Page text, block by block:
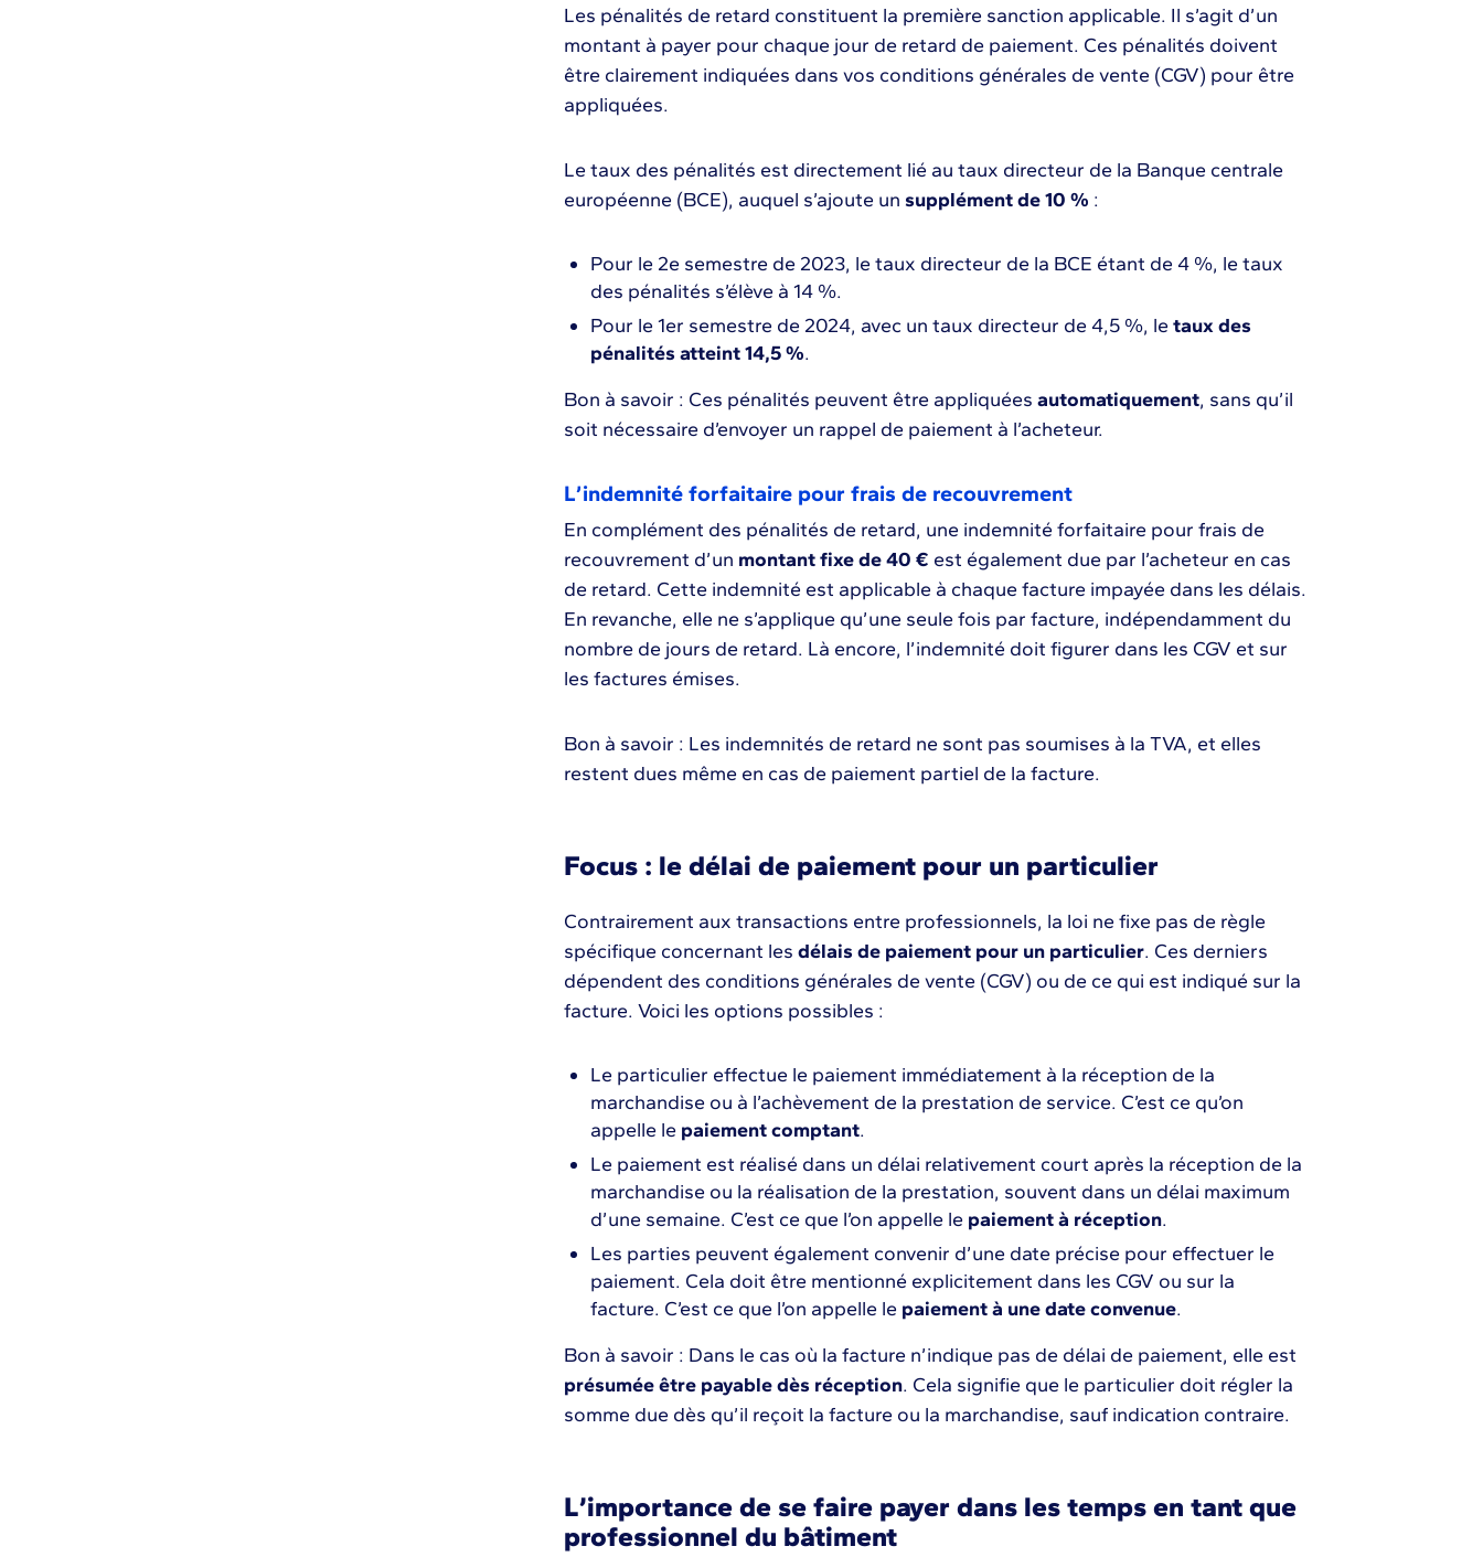
Les pénalités de retard constituent la première sanction applicable. Il s’agit d’un
montant à payer pour chaque jour de retard de paiement. Ces pénalités doivent
être clairement indiquées dans vos conditions générales de vente (CGV) pour être
appliquées.
Le taux des pénalités est directement lié au taux directeur de la Banque centrale
européenne (BCE), auquel s’ajoute un supplément de 10 % :
Pour le 2e semestre de 2023, le taux directeur de la BCE étant de 4 %, le taux
des pénalités s’élève à 14 %.
Pour le 1er semestre de 2024, avec un taux directeur de 4,5 %, le taux des
pénalités atteint 14,5 %.
Bon à savoir : Ces pénalités peuvent être appliquées automatiquement, sans qu’il
soit nécessaire d’envoyer un rappel de paiement à l’acheteur.
L’indemnité forfaitaire pour frais de recouvrement
En complément des pénalités de retard, une indemnité forfaitaire pour frais de
recouvrement d’un montant fixe de 40 € est également due par l’acheteur en cas
de retard. Cette indemnité est applicable à chaque facture impayée dans les délais.
En revanche, elle ne s’applique qu’une seule fois par facture, indépendamment du
nombre de jours de retard. Là encore, l’indemnité doit figurer dans les CGV et sur
les factures émises.
Bon à savoir : Les indemnités de retard ne sont pas soumises à la TVA, et elles
restent dues même en cas de paiement partiel de la facture.
Focus : le délai de paiement pour un particulier
Contrairement aux transactions entre professionnels, la loi ne fixe pas de règle
spécifique concernant les délais de paiement pour un particulier. Ces derniers
dépendent des conditions générales de vente (CGV) ou de ce qui est indiqué sur la
facture. Voici les options possibles :
Le particulier effectue le paiement immédiatement à la réception de la
marchandise ou à l’achèvement de la prestation de service. C’est ce qu’on
appelle le paiement comptant.
Le paiement est réalisé dans un délai relativement court après la réception de la
marchandise ou la réalisation de la prestation, souvent dans un délai maximum
d’une semaine. C’est ce que l’on appelle le paiement à réception.
Les parties peuvent également convenir d’une date précise pour effectuer le
paiement. Cela doit être mentionné explicitement dans les CGV ou sur la
facture. C’est ce que l’on appelle le paiement à une date convenue.
Bon à savoir : Dans le cas où la facture n’indique pas de délai de paiement, elle est
présumée être payable dès réception. Cela signifie que le particulier doit régler la
somme due dès qu’il reçoit la facture ou la marchandise, sauf indication contraire.
L’importance de se faire payer dans les temps en tant que
professionnel du bâtiment